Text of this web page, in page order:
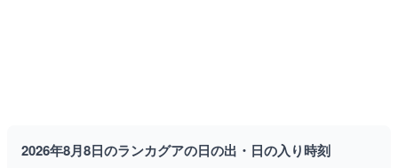
2026年8月8日のランカグアの日の出・日の入り時刻